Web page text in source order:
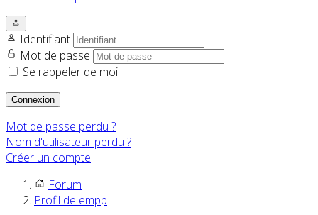
Identifiant
Mot de passe
Se rappeler de moi
Connexion
Mot de passe perdu ?
Nom d'utilisateur perdu ?
Créer un compte
Forum
Profil de empp